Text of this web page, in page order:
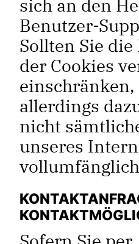
Benutzer-
Sollten Sie
der Cookies
allerdings
nicht
unseres